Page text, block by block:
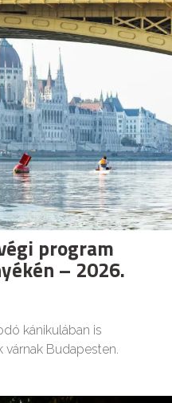
program
– 2026.
kánikulában is
Budapesten.